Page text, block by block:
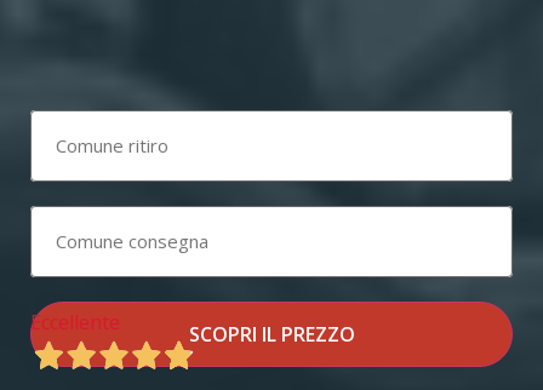
SCOPRI IL PREZZO
Eccellente